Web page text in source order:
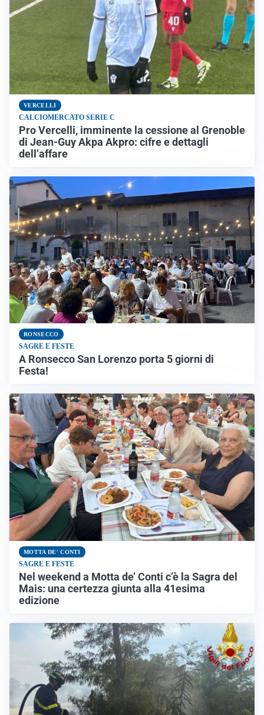
VERCELLI
CALCIOMERCATO SERIE C
Pro Vercelli, imminente la cessione al Grenoble
di Jean-Guy Akpa Akpro: cifre e dettagli
dell’affare
RONSECCO
SAGRE E FESTE
A Ronsecco San Lorenzo porta 5 giorni di
Festa!
MOTTA DE' CONTI
SAGRE E FESTE
Nel weekend a Motta de’ Conti c’è la Sagra del
Mais: una certezza giunta alla 41esima
edizione